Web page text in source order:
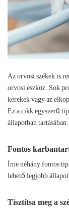
Az orvosi székek is
orvosi eszköz. Sok
kerekek vagy az
Ez a cikk egyszerű
állapotban tartásában.
Fontos
Íme néhány fontos
lehető legjobb
Tisztítsa meg a